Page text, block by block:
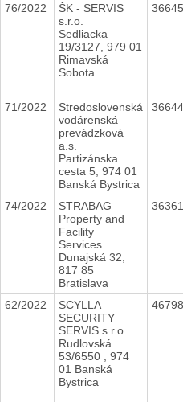
76/2022
ŠK - SERVIS
s.r.o.
Sedliacka
19/3127, 979 01
Rimavská
Sobota
71/2022
Stredoslovenská
vodárenská
prevádzková
a.s.
Partizánska
cesta 5, 974 01
Banská Bystrica
74/2022
STRABAG
Property and
Facility
Services.
Dunajská 32,
817 85
Bratislava
62/2022
SCYLLA
SECURITY
SERVIS s.r.o.
Rudlovská
53/6550 , 974
01 Banská
Bystrica